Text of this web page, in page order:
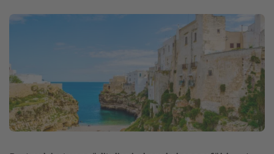
Singlereisen
Hotels in Hamburg
Hotels in Amsterdam
Hotels am Achensee